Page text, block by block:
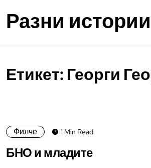
Разни истории
Етикет: Георги
Филче 1 Min Read
БНО и младите